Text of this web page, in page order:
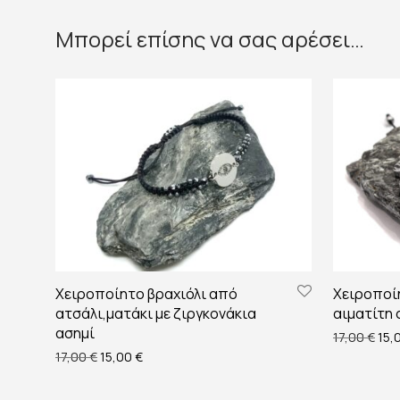
Μπορεί επίσης να σας αρέσει…
Χειροποίητο βραχιόλι από
ατσάλι,ματάκι με ζιργκονάκια
ασημί
17,00€Original price was: 17,00 €.
15,00 €Η τρέχουσα τιμή είναι: 15,00 €.
αιματίτη
17,00€